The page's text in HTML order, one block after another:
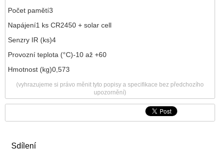
Sdílení
Počet pamětí3
Napájení1 ks CR2450 + solar cell
Senzry IR (ks)4
Provozní teplota (°C)-10 až +60
Hmotnost (kg)0,573
(vyhrazujeme si právo měnit tyto popisy a specifikace bez předchozího
upozornění)